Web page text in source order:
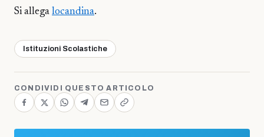
Si allega locandina.
Istituzioni Scolastiche
CONDIVIDI QUESTO ARTICOLO